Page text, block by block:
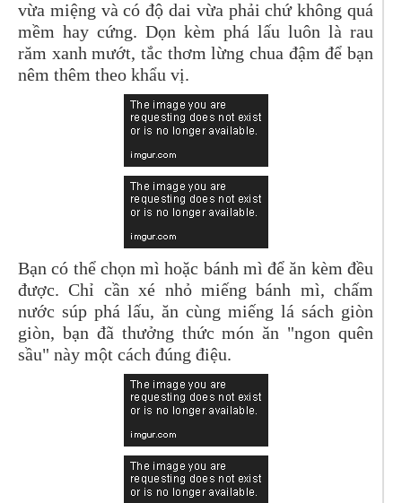
vừa miệng và có độ dai vừa phải chứ không quá
mềm hay cứng. Dọn kèm phá lấu luôn là rau
răm xanh mướt, tắc thơm lừng chua đậm để bạn
nêm thêm theo khẩu vị.
Bạn có thể chọn mì hoặc bánh mì để ăn kèm đều
được. Chỉ cần xé nhỏ miếng bánh mì, chấm
nước súp phá lấu, ăn cùng miếng lá sách giòn
giòn, bạn đã thưởng thức món ăn "ngon quên
sầu" này một cách đúng điệu.